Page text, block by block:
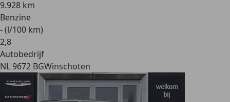
9.928 km
Benzine
- (l/100 km)
2,8
Autobedrijf
NL 9672 BGWinschoten